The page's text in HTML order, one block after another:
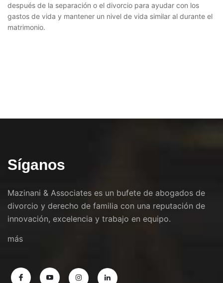
después de la separación o el divorcio para ayudar con los
gastos de vida y mantener un nivel de vida similar al durante el
matrimonio.
Síganos
Mazinani & Associates es un bufete de abogados de
divorcio y derecho de familia con una reputación de
innovación, excelencia y trabajo en equipo.
más